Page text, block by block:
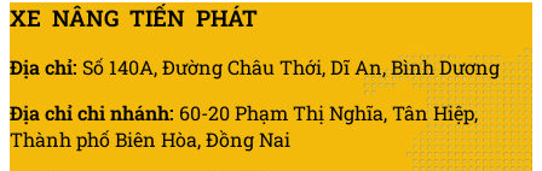
XE NÂNG TIẾN PHÁT
Địa chỉ: Số 140A, Đường Châu Thới, Dĩ An, Bình Dương
Địa chỉ chi nhánh: 60-20 Phạm Thị Nghĩa, Tân Hiệp,
Thành phố Biên Hòa, Đồng Nai